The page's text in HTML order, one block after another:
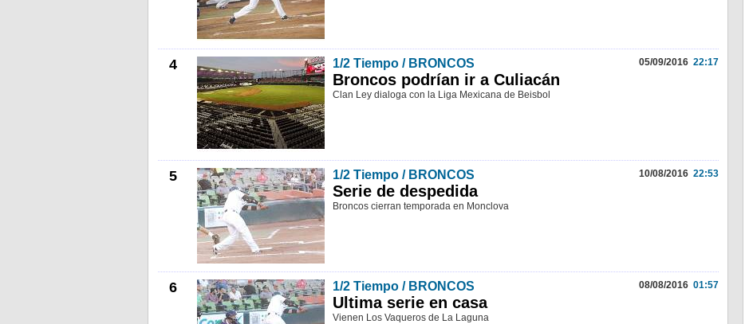
4 1/2 Tiempo / BRONCOS 05/09/201622:17
Broncos podrían ir a Culiacán
Clan Ley dialoga con la Liga Mexicana de Beisbol
5 1/2 Tiempo / BRONCOS 10/08/201622:53
Serie de despedida
Broncos cierran temporada en Monclova
6 1/2 Tiempo / BRONCOS 08/08/201601:57
Ultima serie en casa
Vienen Los Vaqueros de La Laguna